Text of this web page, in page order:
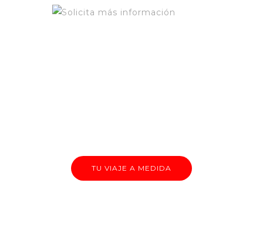
TU VIAJE A MEDIDA